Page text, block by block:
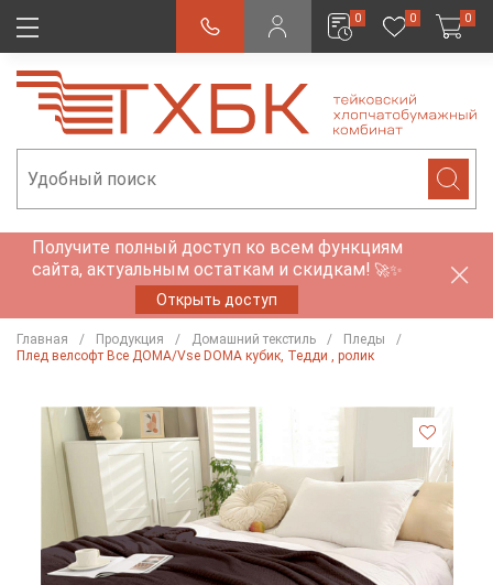
0 0 0
Получите полный доступ ко всем функциям
сайта, актуальным остаткам и скидкам! 🚀✨
Открыть доступ
Главная Продукция Домашний текстиль
Пледы
Плед велсофт Все ДOMA/Vse DOMA кубик, Тедди , ролик